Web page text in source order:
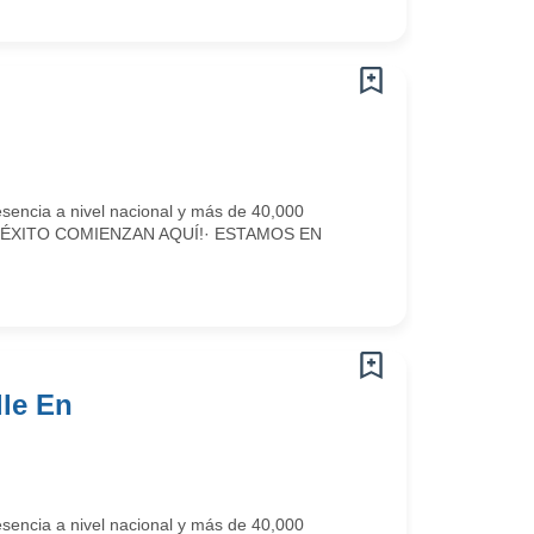
a nivel nacional y más de 40,000
COMIENZAN AQUÍ!· ESTAMOS EN
En
a nivel nacional y más de 40,000